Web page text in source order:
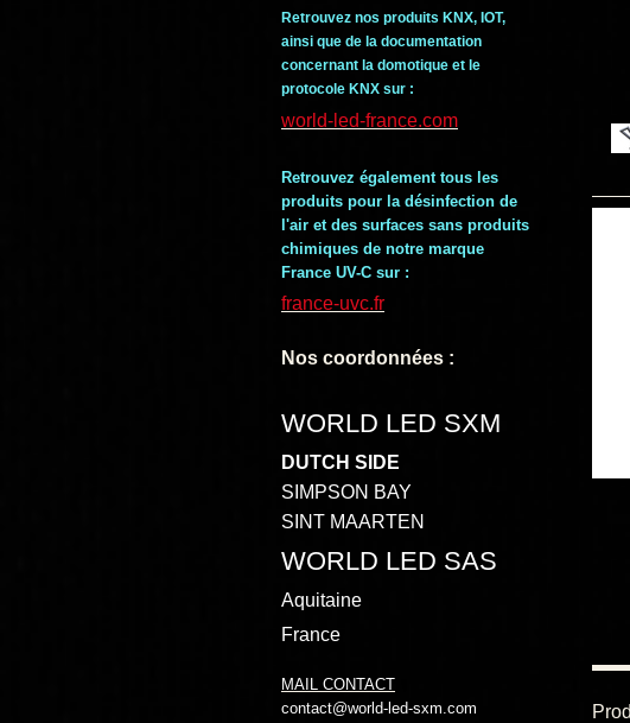
Retrouvez nos produits KNX, IOT,
ainsi que de la documentation
concernant la domotique et le
protocole KNX sur :
world-led-france.com
Retrouvez également tous les
produits pour la désinfection de
l'air et des surfaces sans produits
chimiques de notre marque
France UV-C sur :
france-uvc.fr
Nos coordonnées :
WORLD LED SXM
DUTCH SIDE
SIMPSON BAY
SINT MAARTEN
WORLD LED SAS
Aquitaine
France
MAIL CONTACT
contact@world-led-sxm.com